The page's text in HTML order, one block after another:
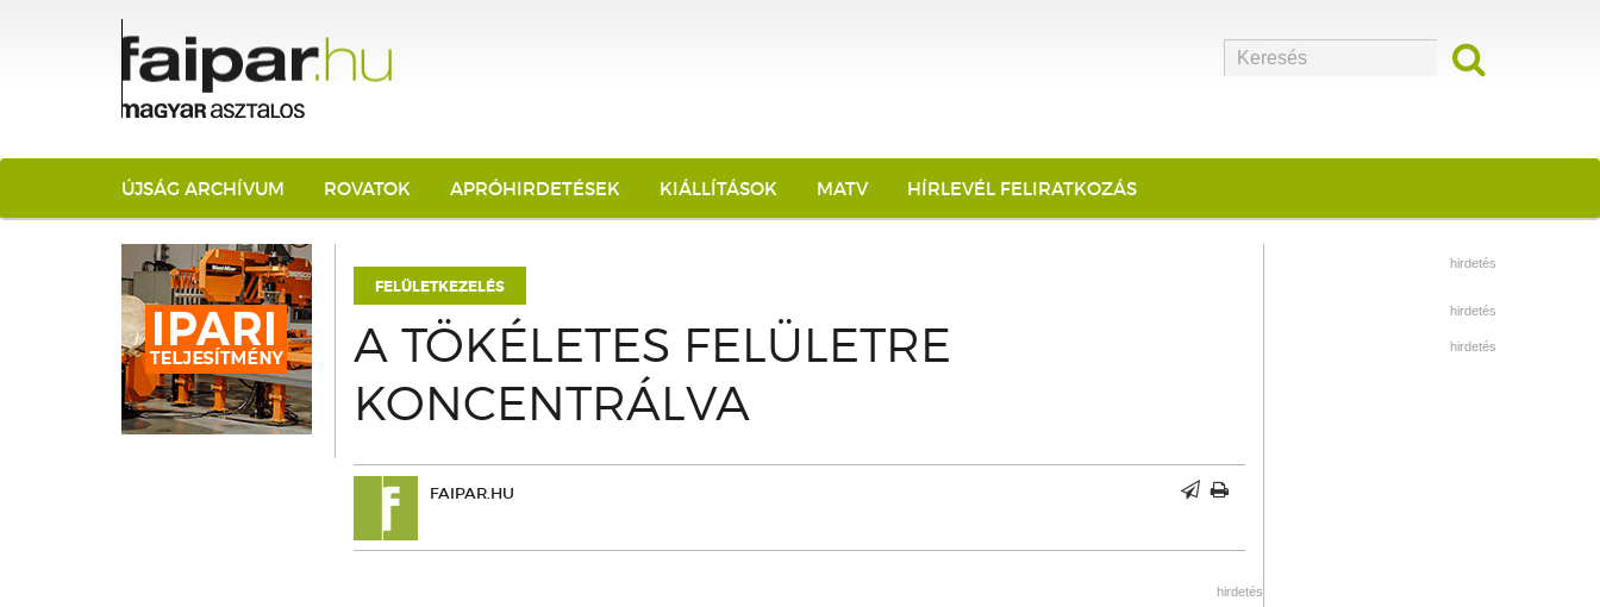
ÚJSÁG ARCHÍVUM ROVATOK APRÓHIRDETÉSEK KIÁLLÍTÁSOK MATV HÍRLEVÉL FELIRATKOZÁS
FELÜLETKEZELÉS
A TÖKÉLETES FELÜLETRE
KONCENTRÁLVA
FAIPAR.HU
hirdetés
hirdetés
hirdetés
hirdetés